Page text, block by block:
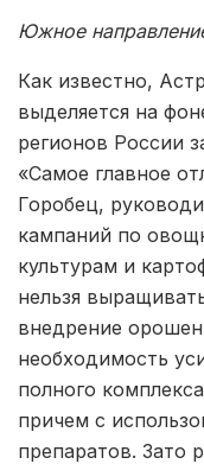
Южное
Как известно,
выделяется на
регионов России
«Самое главное
Горобец,
кампаний по
культурам и
нельзя
внедрение
необходимость
полного
причем с
препаратов. Зато